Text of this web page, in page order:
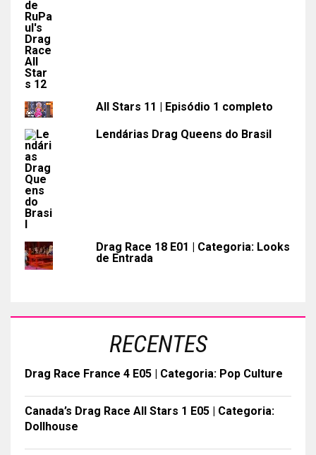
All Stars 11 | Episódio 1 completo
Lendárias Drag Queens do Brasil
Drag Race 18 E01 | Categoria: Looks
de Entrada
RECENTES
Drag Race France 4 E05 | Categoria: Pop Culture
Canada’s Drag Race All Stars 1 E05 | Categoria:
Dollhouse